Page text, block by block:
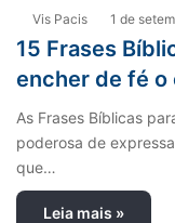
Vis Pacis 1 de
15 Frases
encher de fé o
As Frases Bíblicas
poderosa de
que…
Leia mais »